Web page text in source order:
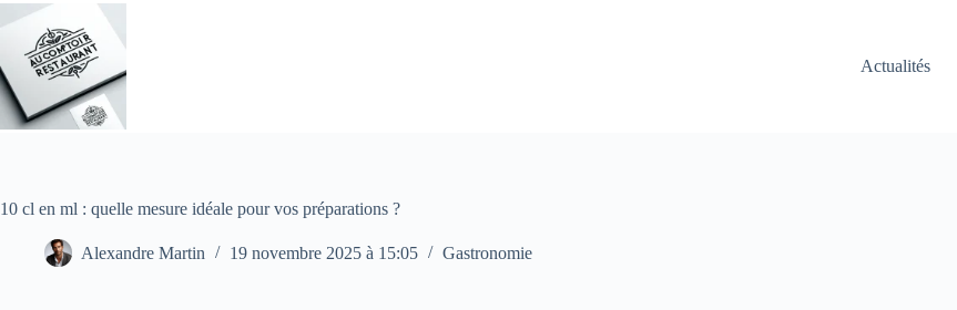
Passer
contenu
Actualités
10 cl en ml : quelle mesure idéale pour vos préparations ?
Alexandre Martin 19 novembre 2025 à 15:05 Gastronomie